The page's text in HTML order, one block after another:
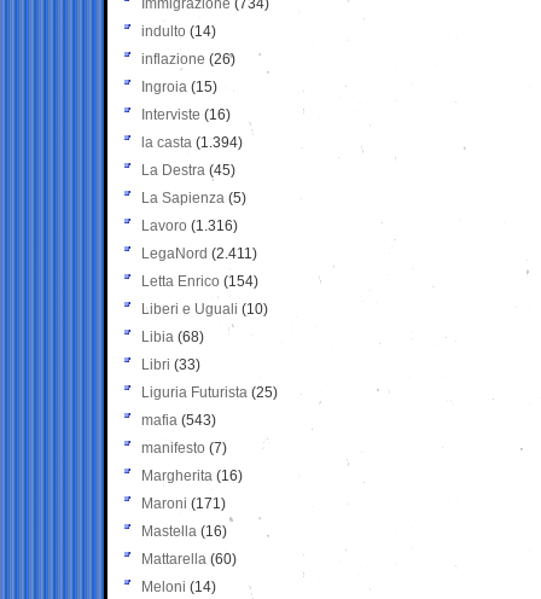
Immigrazione (734)
indulto (14)
inflazione (26)
Ingroia (15)
Interviste (16)
la casta (1.394)
La Destra (45)
La Sapienza (5)
Lavoro (1.316)
LegaNord (2.411)
Letta Enrico (154)
Liberi e Uguali (10)
Libia (68)
Libri (33)
Liguria Futurista (25)
mafia (543)
manifesto (7)
Margherita (16)
Maroni (171)
Mastella (16)
Mattarella (60)
Meloni (14)